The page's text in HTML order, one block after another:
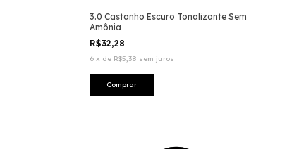
3.0 Castanho Escuro Tonalizante Sem
Amônia
R$32,28
6 x de R$5,38 sem juros